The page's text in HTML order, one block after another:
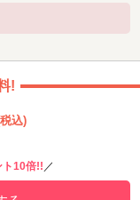
!
込)
ト10倍!! ／